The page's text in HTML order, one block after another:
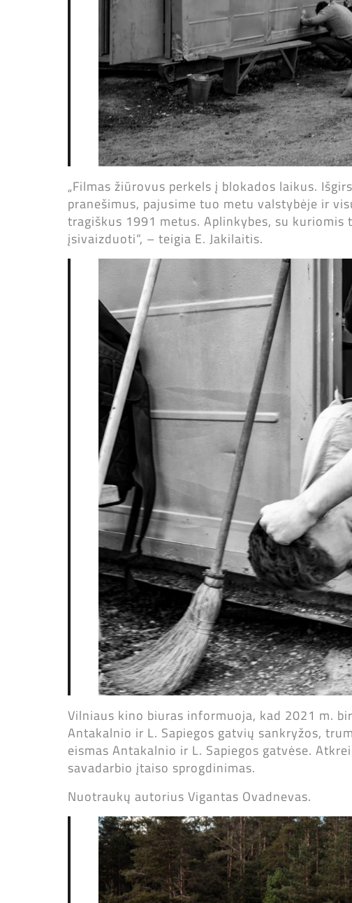
„Filmas žiūrovus perkels į blokados laikus.
pranešimus, pajusime tuo metu valstybėje ir
tragiškus 1991 metus. Aplinkybes, su
įsivaizduoti“, – teigia E. Jakilaitis.
Vilniaus kino biuras informuoja, kad 2021 m.
Antakalnio ir L. Sapiegos gatvių sankryžos,
eismas Antakalnio ir L. Sapiegos gatvėse.
savadarbio įtaiso sprogdinimas.
Nuotraukų autorius Vigantas Ovadnevas.